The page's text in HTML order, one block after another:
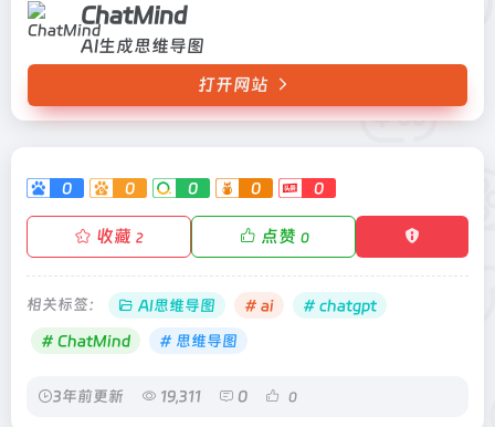
ChatMind
AI生成思维导图
打开网站
0 0 0 0 0
收藏 2 点赞 0
相关标签： AI思维导图 # ai
# chatgpt
# ChatMind
# 思维导图
3年前更新 19,311 0 0